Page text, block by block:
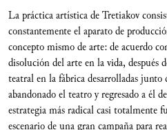
La práctica artística de Tretiakov
constantemente el aparato de
concepto mismo de arte: de acuerdo
disolución del arte en la vida, después
teatral en la fábrica desarrolladas junto
abandonado el teatro y regresado a él
estrategia más radical casi totalmente
escenario de una gran campaña para